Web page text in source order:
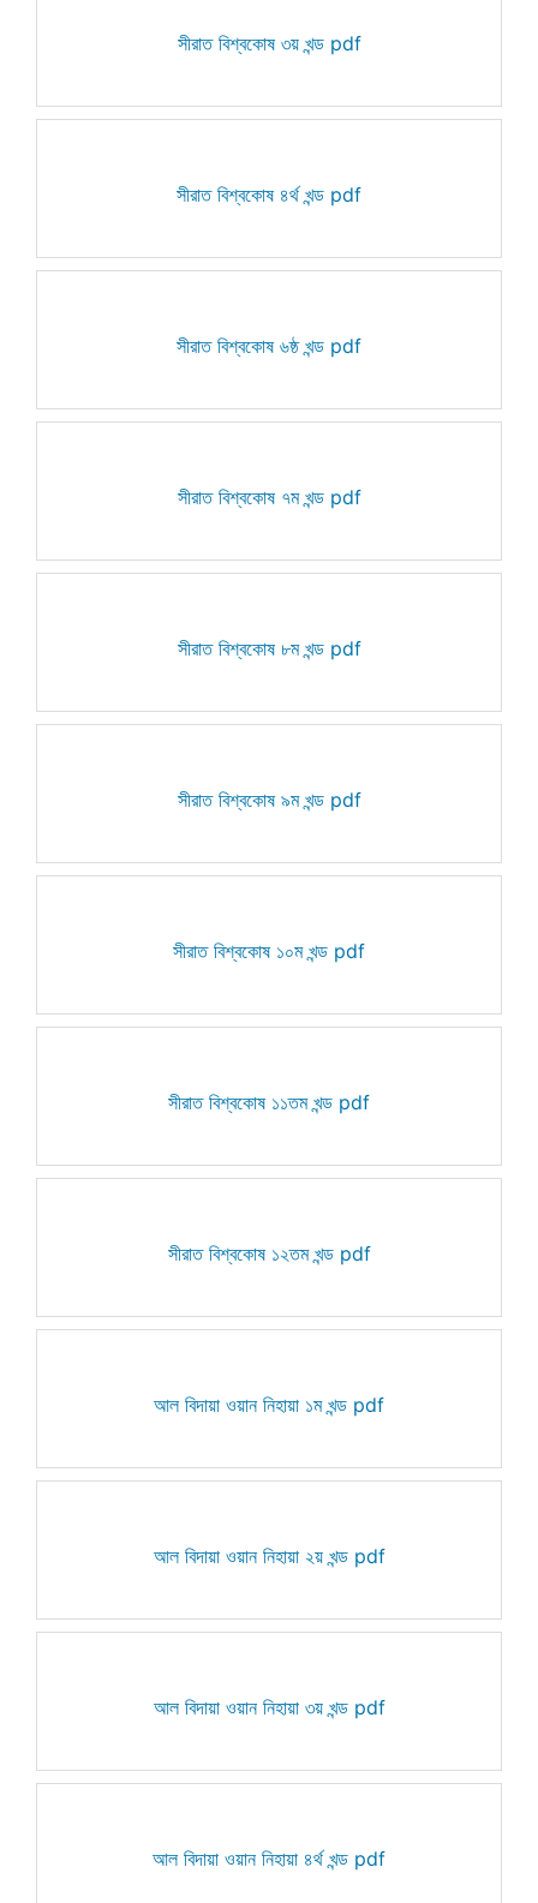
সীরাত বিশ্বকোষ ৩য় খন্ড pdf
সীরাত বিশ্বকোষ ৪র্থ খন্ড pdf
সীরাত বিশ্বকোষ ৬ষ্ঠ খন্ড pdf
সীরাত বিশ্বকোষ ৭ম খন্ড pdf
সীরাত বিশ্বকোষ ৮ম খন্ড pdf
সীরাত বিশ্বকোষ ৯ম খন্ড pdf
সীরাত বিশ্বকোষ ১০ম খন্ড pdf
সীরাত বিশ্বকোষ ১১তম খন্ড pdf
সীরাত বিশ্বকোষ ১২তম খন্ড pdf
আল বিদায়া ওয়ান নিহায়া ১ম খন্ড pdf
আল বিদায়া ওয়ান নিহায়া ২য় খন্ড pdf
আল বিদায়া ওয়ান নিহায়া ৩য় খন্ড pdf
আল বিদায়া ওয়ান নিহায়া ৪র্থ খন্ড pdf